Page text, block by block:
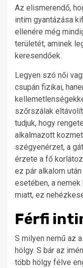
Az elismerendő,
intim gyantázása
ellenére még
területét, aminek
keresendőek.
Legyen szó női
csupán fizikai,
szőrszálak
tudjuk, hogy
alkalmazott
szégyenérzet, a
érzete a fő
ez pár alkalom
esetében, a
miatt, ez
Férfi
S milyen nemű az
hölgy. S bár az
több hölgy félve